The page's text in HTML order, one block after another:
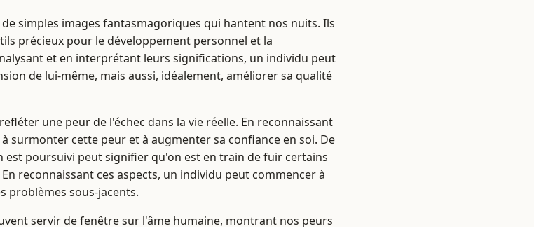
simples images fantasmagoriques qui hantent nos nuits. Ils
précieux pour le développement personnel et la
et en interprétant leurs significations, un individu peut
de lui-même, mais aussi, idéalement, améliorer sa qualité
une peur de l'échec dans la vie réelle. En reconnaissant
surmonter cette peur et à augmenter sa confiance en soi. De
est poursuivi peut signifier qu'on est en train de fuir certains
reconnaissant ces aspects, un individu peut commencer à
problèmes sous-jacents.
servir de fenêtre sur l'âme humaine, montrant nos peurs